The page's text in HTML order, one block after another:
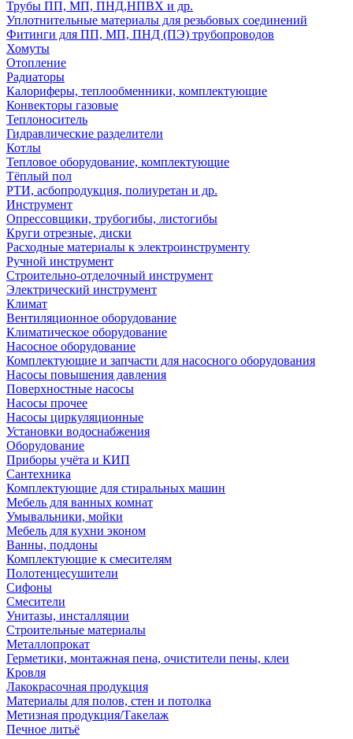
Трубы ПП, МП, ПНД,НПВХ и др.
Уплотнительные материалы для резьбовых соединений
Фитинги для ПП, МП, ПНД (ПЭ) трубопроводов
Хомуты
Отопление
Радиаторы
Калориферы, теплообменники, комплектующие
Конвекторы газовые
Теплоноситель
Гидравлические разделители
Котлы
Тепловое оборудование, комплектующие
Тёплый пол
РТИ, асбопродукция, полиуретан и др.
Инструмент
Опрессовщики, трубогибы, листогибы
Круги отрезные, диски
Расходные материалы к электроинструменту
Ручной инструмент
Строительно-отделочный инструмент
Электрический инструмент
Климат
Вентиляционное оборудование
Климатическое оборудование
Насосное оборудование
Комплектующие и запчасти для насосного оборудования
Насосы повышения давления
Поверхностные насосы
Насосы прочее
Насосы циркуляционные
Установки водоснабжения
Оборудование
Приборы учёта и КИП
Сантехника
Комплектующие для стиральных машин
Мебель для ванных комнат
Умывальники, мойки
Мебель для кухни эконом
Ванны, поддоны
Комплектующие к смесителям
Полотенцесушители
Сифоны
Смесители
Унитазы, инсталляции
Строительные материалы
Металлопрокат
Герметики, монтажная пена, очистители пены, клеи
Кровля
Лакокрасочная продукция
Материалы для полов, стен и потолка
Метизная продукция/Такелаж
Печное литьё